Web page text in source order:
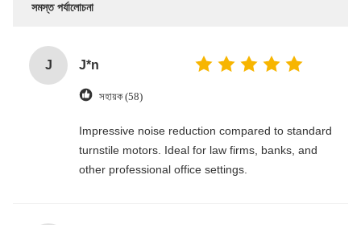
সমস্ত পর্যালোচনা
J J*n
সহায়ক (58)
Impressive noise reduction compared to standard
turnstile motors. Ideal for law firms, banks, and
other professional office settings.